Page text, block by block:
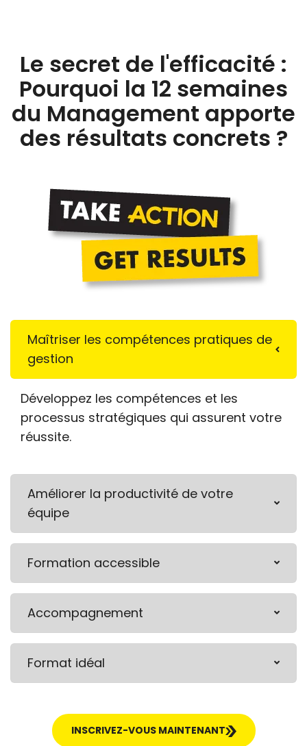
Le secret de l'efficacité :
Pourquoi la 12 semaines
du Management apporte
des résultats concrets ?
Maîtriser les compétences pratiques de
gestion
Développez les compétences et les
processus stratégiques qui assurent votre
réussite.
Améliorer la productivité de votre
équipe
Formation accessible
Accompagnement
Format idéal
INSCRIVEZ-VOUS MAINTENANT